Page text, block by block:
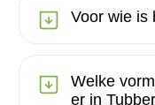
Voor wie is
Welke
er in